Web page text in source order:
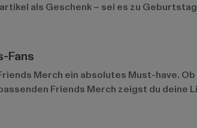
als Geschenk – sei es zu
Fans
Merch ein absolutes Must-have.
Friends Merch zeigst du deine